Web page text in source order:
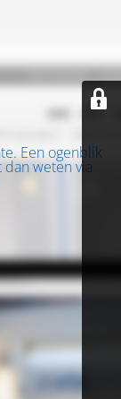
Een ogenblik
dan weten via